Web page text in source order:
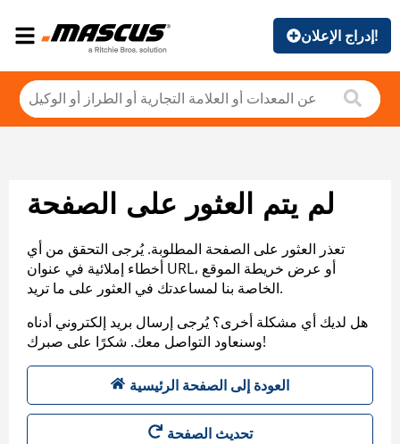
إدراج الإعلان!
لم يتم العثور على الصفحة
تعذر العثور على الصفحة المطلوبة. يُرجى التحقق من أي
أخطاء إملائية في عنوان URL، أو عرض خريطة الموقع
الخاصة بنا لمساعدتك في العثور على ما تريد.
هل لديك أي مشكلة أخرى؟ يُرجى إرسال بريد إلكتروني أدناه
وسنعاود التواصل معك. شكرًا على صبرك!
العودة إلى الصفحة الرئيسية
تحديث الصفحة